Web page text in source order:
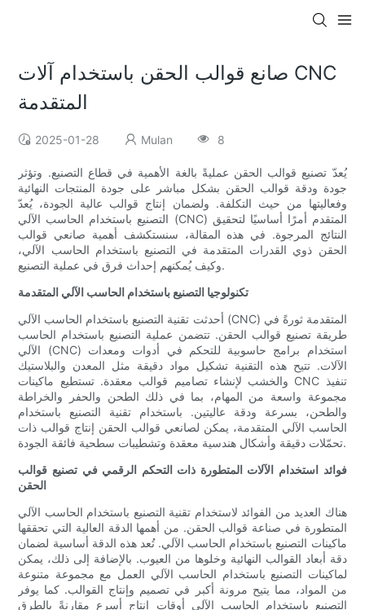
صانع قوالب الحقن باستخدام آلات CNC
المتقدمة
2025-01-28 Mulan 8
يُعدّ تصنيع قوالب الحقن عمليةً بالغة الأهمية في قطاع التصنيع. وتؤثر
جودة ودقة قوالب الحقن بشكل مباشر على جودة المنتجات النهائية
وفعاليتها من حيث التكلفة. ولضمان إنتاج قوالب عالية الجودة، يُعدّ
التصنيع باستخدام الحاسب الآلي (CNC) المتقدم أمرًا أساسيًا لتحقيق
النتائج المرجوة. في هذه المقالة، سنستكشف أهمية صانعي قوالب
الحقن ذوي القدرات المتقدمة في التصنيع باستخدام الحاسب الآلي،
وكيف يُمكنهم إحداث فرق في عملية التصنيع.
تكنولوجيا التصنيع باستخدام الحاسب الآلي المتقدمة
أحدثت تقنية التصنيع باستخدام الحاسب الآلي (CNC) المتقدمة ثورةً في
طريقة تصنيع قوالب الحقن. تتضمن عملية التصنيع باستخدام الحاسب
الآلي (CNC) استخدام برامج حاسوبية للتحكم في أدوات ومعدات
الآلات. تتيح هذه التقنية تشكيل مواد دقيقة مثل المعدن والبلاستيك
والخشب لإنشاء تصاميم قوالب معقدة. تستطيع ماكينات CNC تنفيذ
مجموعة واسعة من المهام، بما في ذلك الطحن والحفر والخراطة
والطحن، بسرعة ودقة عاليتين. باستخدام تقنية التصنيع باستخدام
الحاسب الآلي المتقدمة، يمكن لصانعي قوالب الحقن إنتاج قوالب ذات
تحمّلات دقيقة وأشكال هندسية معقدة وتشطيبات سطحية فائقة الجودة.
فوائد استخدام الآلات المتطورة ذات التحكم الرقمي في تصنيع قوالب
الحقن
هناك العديد من الفوائد لاستخدام تقنية التصنيع باستخدام الحاسب الآلي
المتطورة في صناعة قوالب الحقن. من أهمها الدقة العالية التي تحققها
ماكينات التصنيع باستخدام الحاسب الآلي. تُعد هذه الدقة أساسية لضمان
دقة أبعاد القوالب النهائية وخلوها من العيوب. بالإضافة إلى ذلك، يمكن
لماكينات التصنيع باستخدام الحاسب الآلي العمل مع مجموعة متنوعة
من المواد، مما يتيح مرونة أكبر في تصميم وإنتاج القوالب. كما يوفر
التصنيع باستخدام الحاسب الآلي أوقات إنتاج أسرع مقارنةً بالطرق